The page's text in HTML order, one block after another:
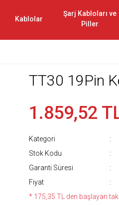
Kablolar
Şarj Kabloları ve
Piller
TT30 19Pin
1.859,52
Kategori
Stok Kodu
Garanti Süresi
Fiyat
* 175,35 TL den başlayan